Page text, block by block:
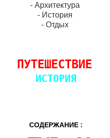
- Архитектура
- История
- Отдых
ПУТЕШЕСТВИЕ
ИСТОРИЯ
СОДЕРЖАНИЕ :